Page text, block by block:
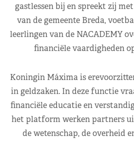
gastlessen bij en spreekt zij
van de gemeente Breda,
leerlingen van de NACADEMY
financiële vaardigheden
Koningin Máxima is
in geldzaken. In deze functie
financiële educatie en
het platform werken partners
de wetenschap, de overheid